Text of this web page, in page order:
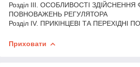
Розділ III. ОСОБЛИВОСТІ ЗДІЙСНЕННЯ
ПОВНОВАЖЕНЬ РЕГУЛЯТОРА
Розділ IV. ПРИКІНЦЕВІ ТА ПЕРЕХІДНІ
Приховати